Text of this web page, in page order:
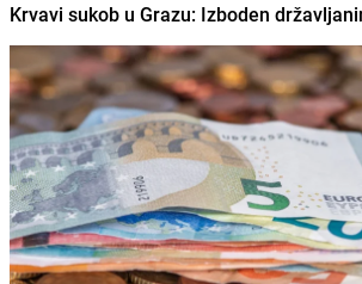
Krvavi sukob u Grazu: Izboden